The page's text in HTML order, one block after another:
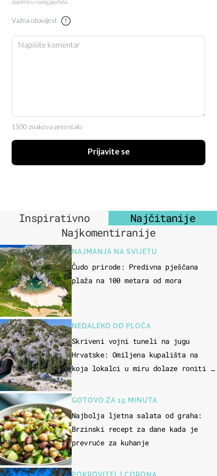
zajednicu našeg portala.
Važna obavijest !
1500 znakova preostalo
Prijavite se
Inspirativno
Najčitanije
Najkomentiranije
NAJMANJA NA SVIJETU
Čudo prirode: Predivna pješčana
plaža na 100 metara od mora
NEDALEKO OD PLOČA
Skriveni vojni tuneli na jugu
Hrvatske: Omiljena kupališta na
koja lokalci u miru dolaze roniti i
GOTOVO ZA 15 MINUTA
Najbolja ljetna salata od graha:
Brzinski recept za dane kada je
prevruće za kuhanje